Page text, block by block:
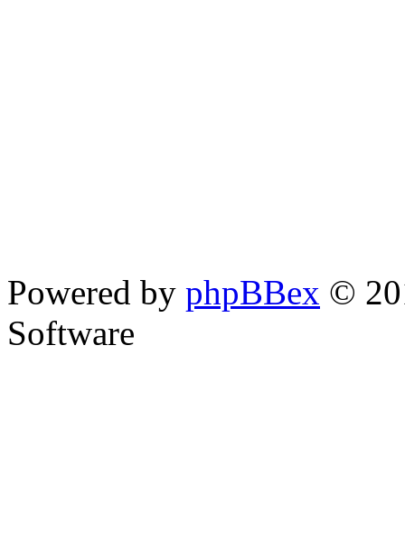
Powered by phpBBex ©
Software